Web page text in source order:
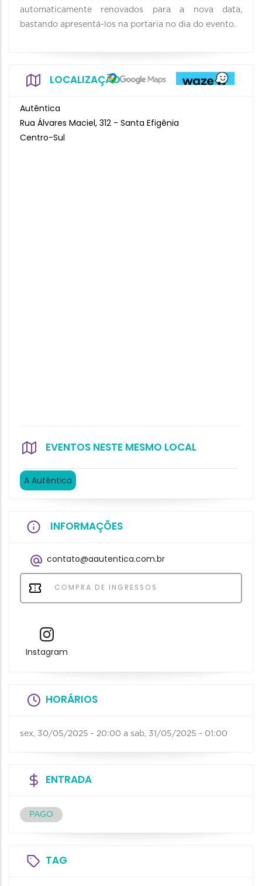
automaticamente renovados para a nova data,
bastando apresentá-los na portaria no dia do evento.
LOCALIZAÇÃO
Autêntica
Rua Álvares Maciel, 312 - Santa Efigênia
Centro-Sul
EVENTOS NESTE MESMO LOCAL
A Autêntica
INFORMAÇÕES
contato@aautentica.com.br
COMPRA DE INGRESSOS
Instagram
HORÁRIOS
sex, 30/05/2025 - 20:00 a sab, 31/05/2025 - 01:00
ENTRADA
PAGO
TAG